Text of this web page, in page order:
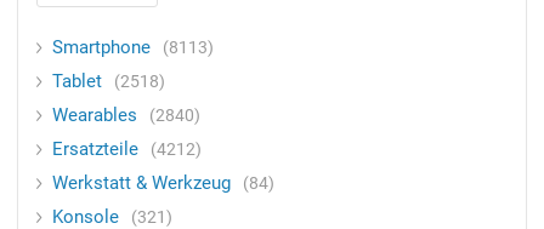
Smartphone 8113
Tablet 2518
Wearables 2840
Ersatzteile 4212
Werkstatt & Werkzeug 84
Konsole 321